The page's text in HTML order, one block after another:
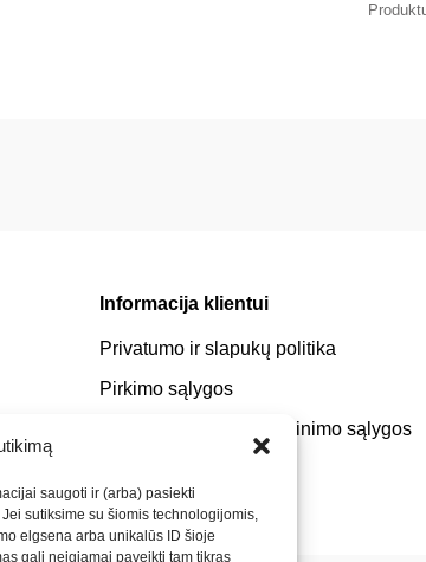
saugoti ir (arba) pasiekti
sutiksime su šiomis technologijomis,
elgsena arba unikalūs ID šioje
gali neigiamai paveikti tam tikras
Informacija klientui
Privatumo ir slapukų politika
Pirkimo sąlygos
Prekių pristatymo / gražinimo sąlygos